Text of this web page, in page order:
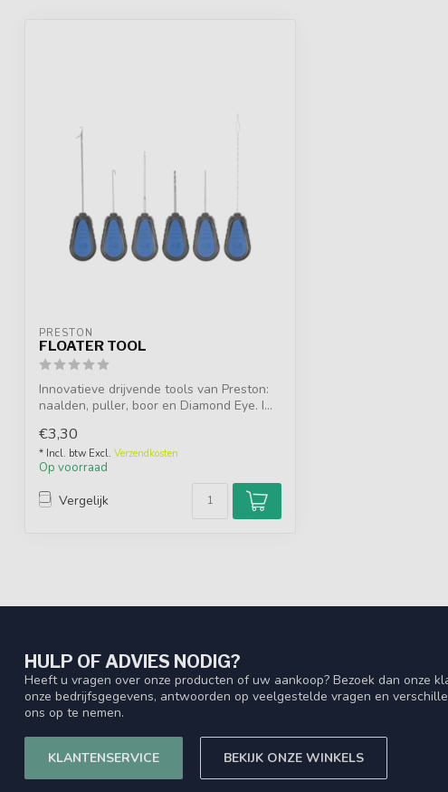
PRESTON
FLOATER TOOL
Innovatieve drijvende tools van Preston:
naalden, puller, boor en Diamond Eye. I...
€3,30
* Incl. btw Excl. Verzendkosten
Op voorraad
Vergelijk
HULP OF ADVIES NODIG?
Heeft u vragen over onze producten of uw aankoop? Bezoek dan onze
onze bedrijfsgegevens, antwoorden op veelgestelde vragen en
ons op te nemen.
KLANTENSERVICE BEKIJK ONZE WINKELS